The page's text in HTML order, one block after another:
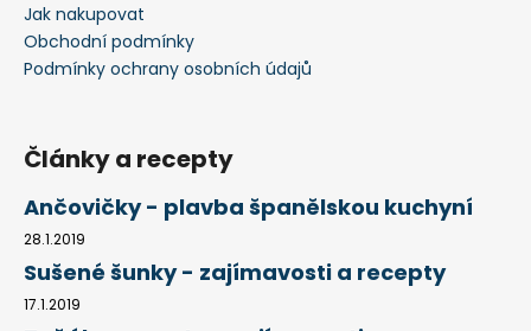
Jak nakupovat
Obchodní podmínky
Podmínky ochrany osobních údajů
Články a recepty
Ančovičky - plavba španělskou kuchyní
28.1.2019
Sušené šunky - zajímavosti a recepty
17.1.2019